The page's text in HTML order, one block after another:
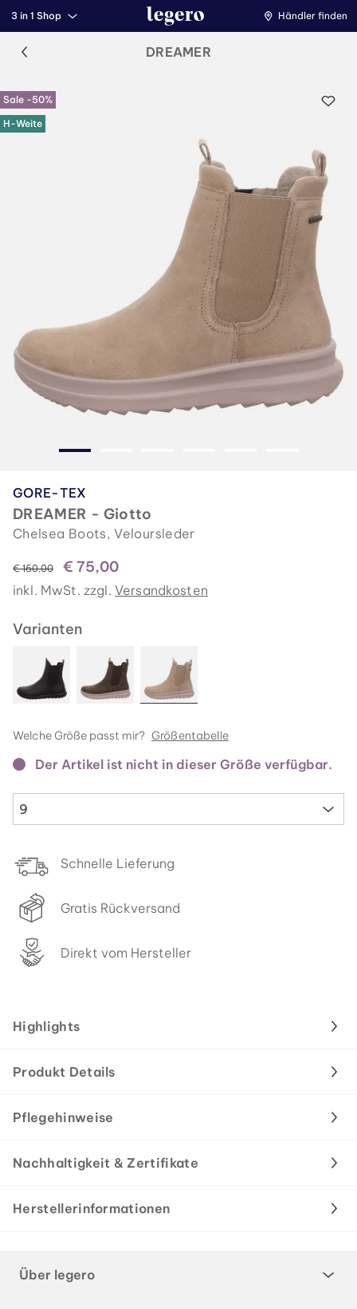
3 in 1 Shop Händler finden
DREAMER
Sale -50%
H-Weite
GORE-TEX
DREAMER - Giotto
Chelsea Boots, Veloursleder
statt
€ 150,00 € 75,00
inkl. MwSt. zzgl. Versandkosten
Varianten
Welche Größe passt mir? Größentabelle
Der Artikel ist nicht in dieser Größe verfügbar.
9
Schnelle Lieferung
Gratis Rückversand
Direkt vom Hersteller
Highlights
Produkt Details
Pflegehinweise
Nachhaltigkeit & Zertifikate
Herstellerinformationen
Über legero